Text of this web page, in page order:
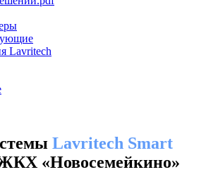
Lavritech
Lavritech Smart
«Новосемейкино»